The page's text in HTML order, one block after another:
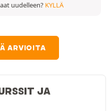
uudelleen? KYLLÄ
ARVIOITA
JA